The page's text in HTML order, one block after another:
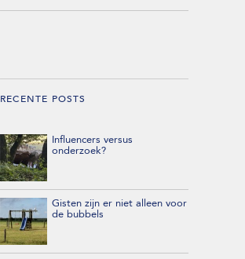
RECENTE POSTS
Influencers versus
onderzoek?
Gisten zijn er niet alleen voor
de bubbels